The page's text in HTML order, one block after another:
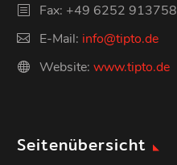
Fax: +49 6252 913758
E-Mail: info@tipto.de
Website: www.tipto.de
Seitenübersicht